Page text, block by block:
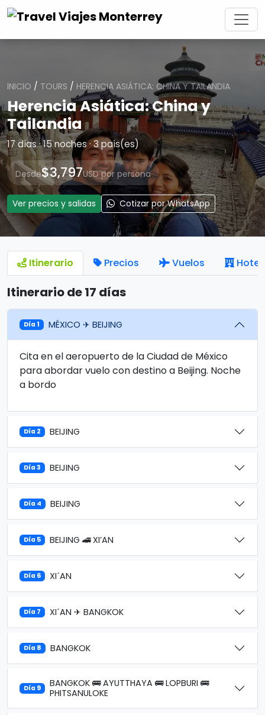
INICIO / TOURS / HERENCIA ASIÁTICA: CHINA Y TAILANDIA
Herencia Asiática: China y
Tailandia
17 días · 15 noches · 3 país(es)
Desde$3,797USD por persona
Ver precios y salidas Cotizar por WhatsApp
Itinerario Precios Vuelos
Itinerario de 17 días
Día 1 MÉXICO ✈ BEIJING
Cita en el aeropuerto de la Ciudad de México
para abordar vuelo con destino a Beijing. Noche
a bordo
Día 2 BEIJING
Día 3 BEIJING
Día 4 BEIJING
Día 5 BEIJING 🚄 XI’AN
Día 6 XI´AN
Día 7 XI´AN ✈ BANGKOK
Día 8 BANGKOK
Día 9
BANGKOK 🚌 AYUTTHAYA 🚌 LOPBURI 🚌
PHITSANULOKE